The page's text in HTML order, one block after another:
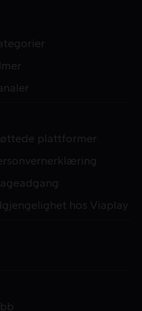
plattformer
hos Viaplay